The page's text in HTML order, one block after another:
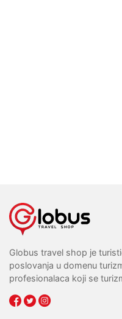
Globus travel shop je
poslovanja u domenu
profesionalaca koji se